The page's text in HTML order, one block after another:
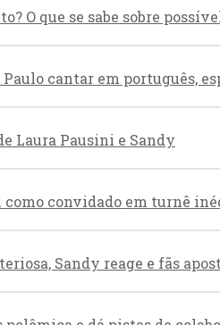
O que se sabe sobre
cantar em português,
Laura Pausini e Sandy
convidado em turnê
Sandy reage e fãs